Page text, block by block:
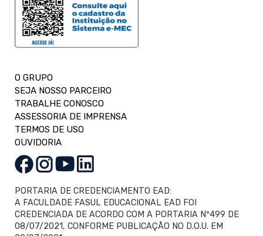
O GRUPO
SEJA NOSSO PARCEIRO
TRABALHE CONOSCO
ASSESSORIA DE IMPRENSA
TERMOS DE USO
OUVIDORIA
PORTARIA DE CREDENCIAMENTO EAD:
A FACULDADE FASUL EDUCACIONAL EAD FOI
CREDENCIADA DE ACORDO COM A PORTARIA Nº499 DE
08/07/2021, CONFORME PUBLICAÇÃO NO D.O.U. EM